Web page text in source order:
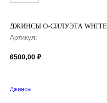
ДЖИНСЫ О-СИЛУЭТА WHITE
Артикул:
6500,00 ₽
Джинсы